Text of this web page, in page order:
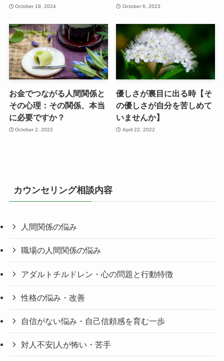
October 19, 2024 October 6, 2023
お金でつながる人間関係と
その心理：その関係、本当
に必要ですか？
October 2, 2022
優しさが裏目に出る時【そ
の優しさが自分を苦しめて
いませんか】
April 22, 2022
カウンセリング相談内容
人間関係の悩み
職場の人間関係の悩み
アダルトチルドレン・心の問題と行動特徴
性格の悩み・改善
自信がない悩み・自己信頼感を育む一歩
対人不安|人が怖い・苦手